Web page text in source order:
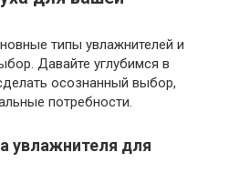
типы увлажнителей и
Давайте углубимся в
осознанный выбор,
потребности.
увлажнителя для